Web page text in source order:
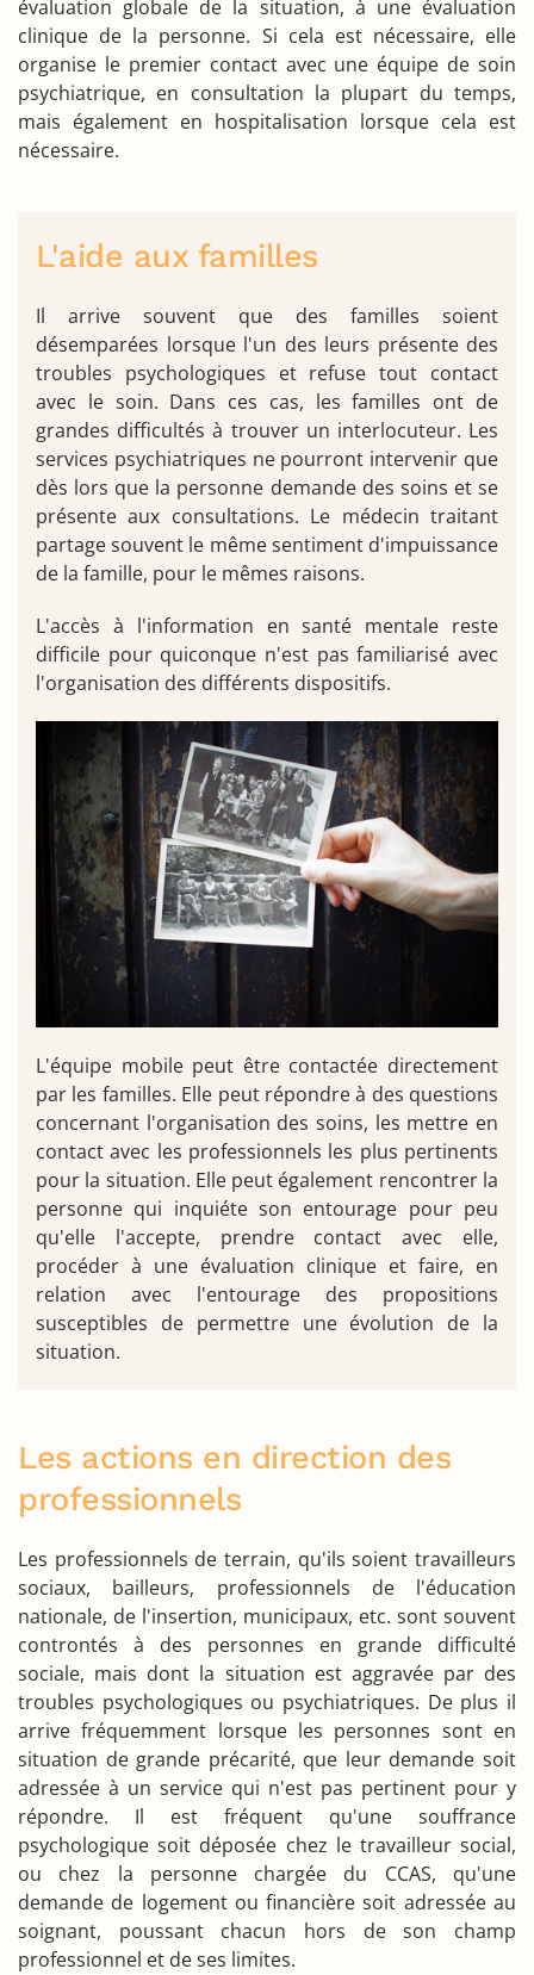
évaluation globale de la situation, à une évaluation
clinique de la personne. Si cela est nécessaire, elle
organise le premier contact avec une équipe de soin
psychiatrique, en consultation la plupart du temps,
mais également en hospitalisation lorsque cela est
nécessaire.
L'aide aux familles
Il arrive souvent que des familles soient
désemparées lorsque l'un des leurs présente des
troubles psychologiques et refuse tout contact
avec le soin. Dans ces cas, les familles ont de
grandes difficultés à trouver un interlocuteur. Les
services psychiatriques ne pourront intervenir que
dès lors que la personne demande des soins et se
présente aux consultations. Le médecin traitant
partage souvent le même sentiment d'impuissance
de la famille, pour le mêmes raisons.
L'accès à l'information en santé mentale reste
difficile pour quiconque n'est pas familiarisé avec
l'organisation des différents dispositifs.
L'équipe mobile peut être contactée directement
par les familles. Elle peut répondre à des questions
concernant l'organisation des soins, les mettre en
contact avec les professionnels les plus pertinents
pour la situation. Elle peut également rencontrer la
personne qui inquiéte son entourage pour peu
qu'elle l'accepte, prendre contact avec elle,
procéder à une évaluation clinique et faire, en
relation avec l'entourage des propositions
susceptibles de permettre une évolution de la
situation.
Les actions en direction des
professionnels
Les professionnels de terrain, qu'ils soient travailleurs
sociaux, bailleurs, professionnels de l'éducation
nationale, de l'insertion, municipaux, etc. sont souvent
controntés à des personnes en grande difficulté
sociale, mais dont la situation est aggravée par des
troubles psychologiques ou psychiatriques. De plus il
arrive fréquemment lorsque les personnes sont en
situation de grande précarité, que leur demande soit
adressée à un service qui n'est pas pertinent pour y
répondre. Il est fréquent qu'une souffrance
psychologique soit déposée chez le travailleur social,
ou chez la personne chargée du CCAS, qu'une
demande de logement ou financière soit adressée au
soignant, poussant chacun hors de son champ
professionnel et de ses limites.